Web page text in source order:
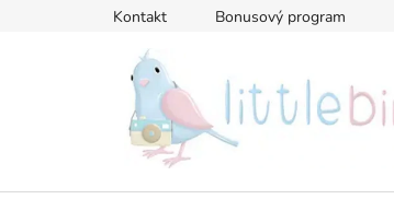
Kontakt Bonusový program